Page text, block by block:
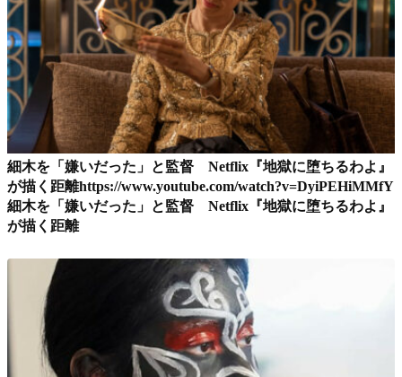
細木を「嫌いだった」と監督 Netflix『地獄に堕ちるわよ』
が描く距離https://www.youtube.com/watch?v=DyiPEHiMMfY
細木を「嫌いだった」と監督 Netflix『地獄に堕ちるわよ』
が描く距離